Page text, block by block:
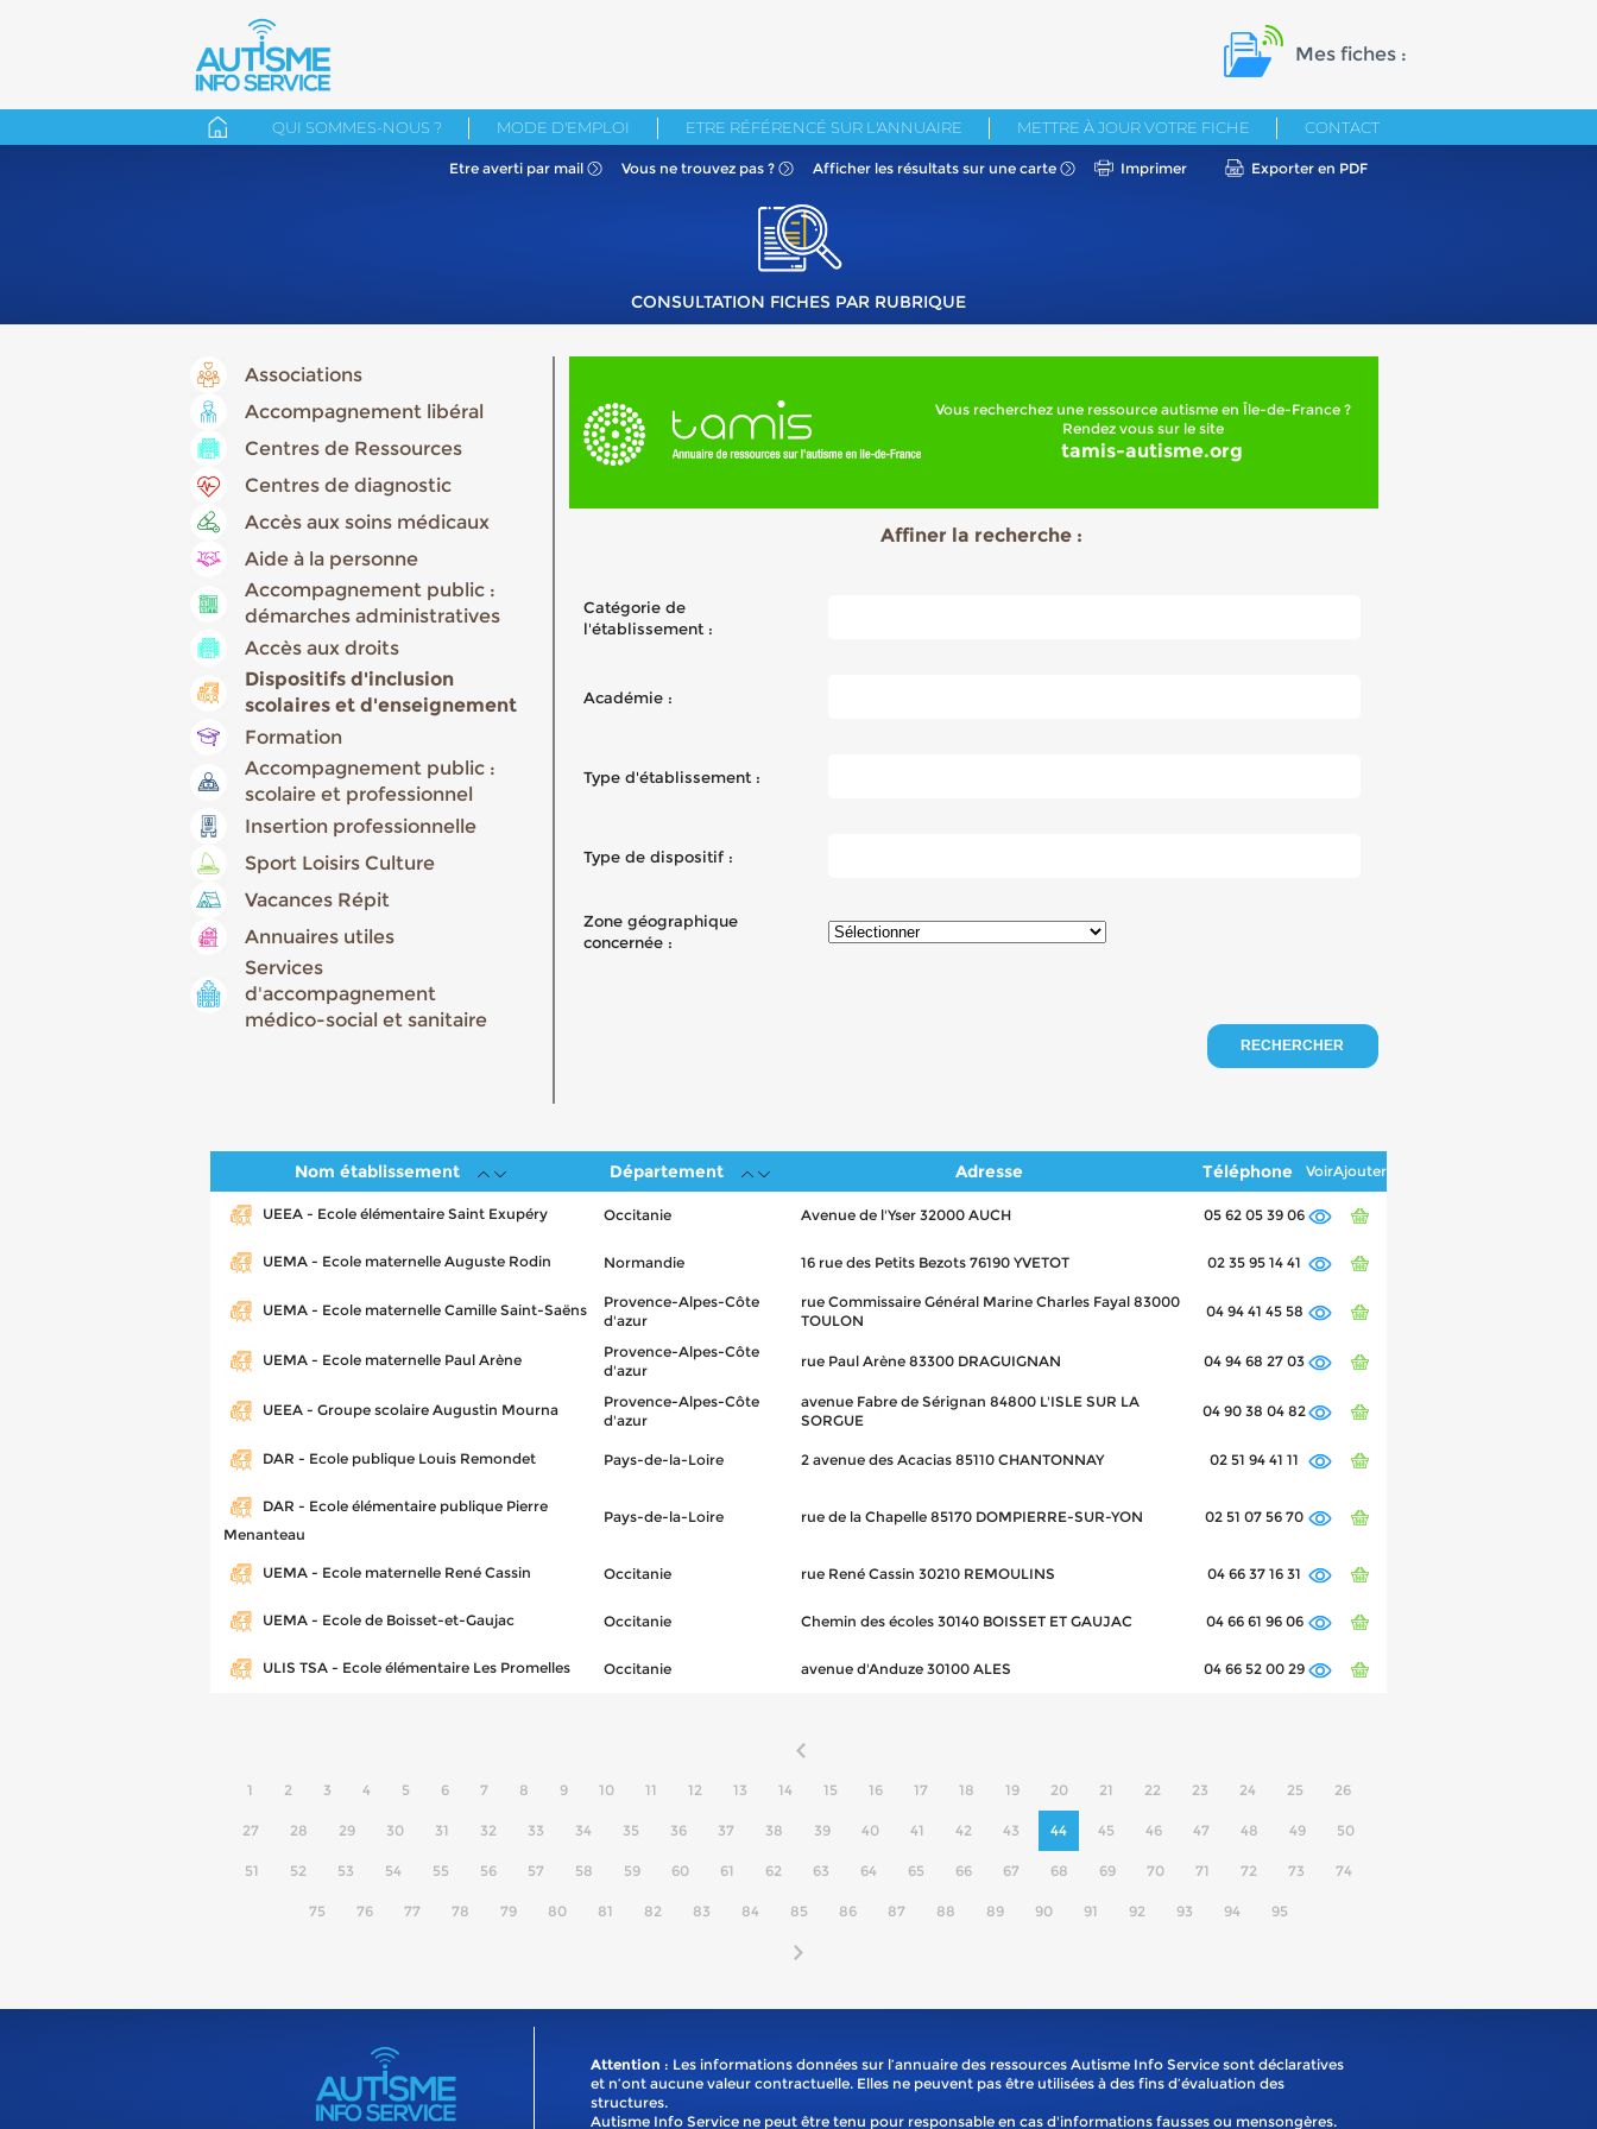
Mes fiches :
QUI SOMMES-NOUS ? MODE D'EMPLOI ETRE RÉFÉRENCÉ SUR L'ANNUAIRE METTRE À JOUR VOTRE FICHE CONTACT
Etre averti par mail Vous ne trouvez pas ? Afficher les résultats sur une carte Imprimer Exporter en PDF
CONSULTATION FICHES PAR RUBRIQUE
Associations
Accompagnement libéral
Centres de Ressources
Centres de diagnostic
Accès aux soins médicaux
Aide à la personne
Accompagnement public :
démarches administratives
Accès aux droits
Dispositifs d'inclusion
scolaires et d'enseignement
Formation
Accompagnement public :
scolaire et professionnel
Insertion professionnelle
Sport Loisirs Culture
Vacances Répit
Annuaires utiles
Services
d'accompagnement
médico-social et sanitaire
Vous recherchez une ressource autisme en Île-de-France ?
Rendez vous sur le site
tamis-autisme.org
Affiner la recherche :
Catégorie de
l'établissement :
Académie :
Type d'établissement :
Type de dispositif :
Zone géographique
concernée :
RECHERCHER
Nom établissement Département Adresse Téléphone VoirAjouter
UEEA - Ecole élémentaire Saint Exupéry Occitanie Avenue de l'Yser 32000 AUCH 05 62 05 39 06
UEMA - Ecole maternelle Auguste Rodin Normandie 16 rue des Petits Bezots 76190 YVETOT 02 35 95 14 41
UEMA - Ecole maternelle Camille Saint-Saëns
Provence-Alpes-Côte
d'azur
rue Commissaire Général Marine Charles Fayal 83000
TOULON
04 94 41 45 58
UEMA - Ecole maternelle Paul Arène
Provence-Alpes-Côte
d'azur
rue Paul Arène 83300 DRAGUIGNAN 04 94 68 27 03
UEEA - Groupe scolaire Augustin Mourna
Provence-Alpes-Côte
d'azur
avenue Fabre de Sérignan 84800 L'ISLE SUR LA
SORGUE
04 90 38 04 82
DAR - Ecole publique Louis Remondet Pays-de-la-Loire 2 avenue des Acacias 85110 CHANTONNAY 02 51 94 41 11
DAR - Ecole élémentaire publique Pierre
Menanteau
Pays-de-la-Loire rue de la Chapelle 85170 DOMPIERRE-SUR-YON 02 51 07 56 70
UEMA - Ecole maternelle René Cassin Occitanie rue René Cassin 30210 REMOULINS 04 66 37 16 31
UEMA - Ecole de Boisset-et-Gaujac Occitanie Chemin des écoles 30140 BOISSET ET GAUJAC 04 66 61 96 06
ULIS TSA - Ecole élémentaire Les Promelles Occitanie avenue d'Anduze 30100 ALES 04 66 52 00 29
1 2 3 4 5 6 7 8 9 10 11 12 13 14 15 16 17 18 19 20 21 22 23 24 25 26
27 28 29 30 31 32 33 34 35 36 37 38 39 40 41 42 43 44 45 46 47 48 49 50
51 52 53 54 55 56 57 58 59 60 61 62 63 64 65 66 67 68 69 70 71 72 73 74
75 76 77 78 79 80 81 82 83 84 85 86 87 88 89 90 91 92 93 94 95
Attention : Les informations données sur l’annuaire des ressources Autisme Info Service sont déclaratives
et n’ont aucune valeur contractuelle. Elles ne peuvent pas être utilisées à des fins d’évaluation des
structures.
Autisme Info Service ne peut être tenu pour responsable en cas d'informations fausses ou mensongères.